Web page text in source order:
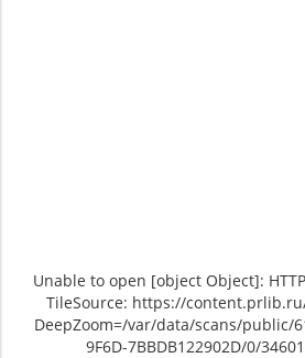
Unable to open [object Object]:
TileSource: https://
DeepZoom=/var/data/scans/public/
9F6D-7BBDB122902D/0/